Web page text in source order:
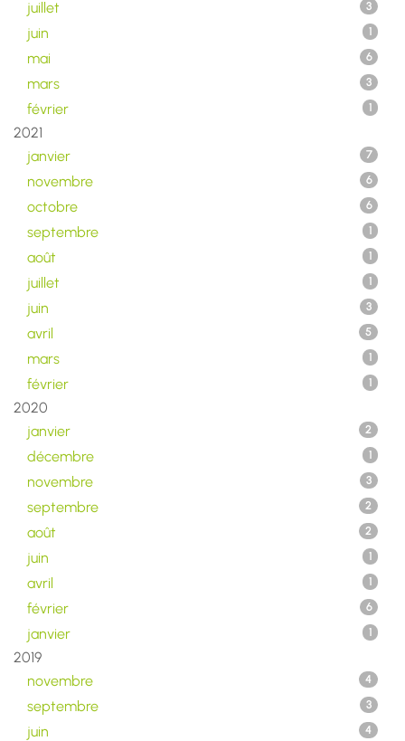
juillet 3
juin 1
mai 6
mars 3
février 1
2021
janvier
7
novembre 6
octobre 6
septembre 1
août 1
juillet 1
juin 3
avril 5
mars 1
février 1
2020
janvier
2
décembre 1
novembre 3
septembre 2
août 2
juin 1
avril 1
février 6
janvier 1
2019
novembre
4
septembre 3
juin 4